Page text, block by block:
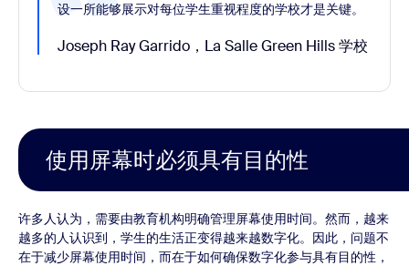
设一所能够展示对每位学生重视程度的学校才是关键。
Joseph Ray Garrido，La Salle Green Hills 学校
使用屏幕时必须具有目的性
许多人认为，需要由教育机构明确管理屏幕使用时间。然而，越来
越多的人认识到，学生的生活正变得越来越数字化。因此，问题不
在于减少屏幕使用时间，而在于如何确保数字化参与具有目的性，